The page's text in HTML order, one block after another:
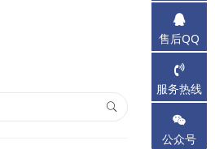
售后QQ
服务热线
公众号